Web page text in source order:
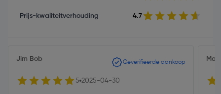
Prijs-kwaliteitverhouding 4.7
Jim Bob Geverifieerde aankoop
5 2025-04-30